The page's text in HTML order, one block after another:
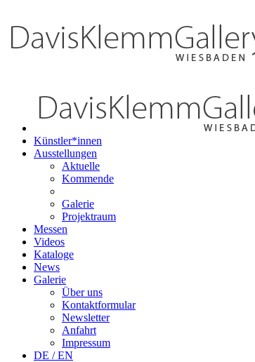
Künstler*innen
Ausstellungen
Aktuelle
Kommende
Galerie
Projektraum
Messen
Videos
Kataloge
News
Galerie
Über uns
Kontaktformular
Newsletter
Anfahrt
Impressum
DE / EN